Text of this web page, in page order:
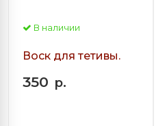
В наличии
Воск для тетивы.
350 р.